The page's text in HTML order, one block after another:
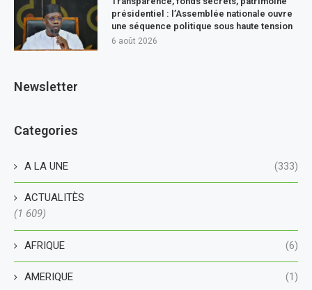
présidentiel : l’Assemblée nationale ouvre
une séquence politique sous haute tension
6 août 2026
Newsletter
Categories
A LA UNE (333)
ACTUALITÈS
(1 609)
AFRIQUE (6)
AMERIQUE (1)